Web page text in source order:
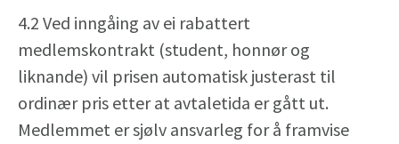
4.2 Ved inngåing av ei rabattert
medlemskontrakt (student, honnør og
liknande) vil prisen automatisk justerast til
ordinær pris etter at avtaletida er gått ut.
Medlemmet er sjølv ansvarleg for å framvise